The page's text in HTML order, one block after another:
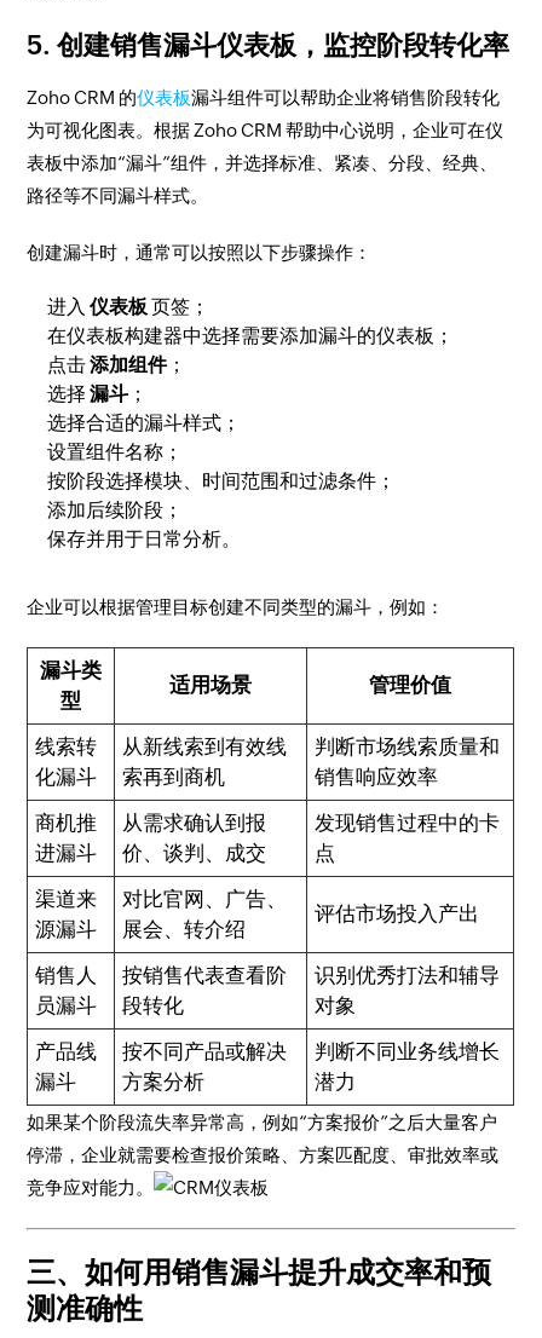
5. 创建销售漏斗仪表板，监控阶段转化率
Zoho CRM 的仪表板漏斗组件可以帮助企业将销售阶段转化
为可视化图表。根据 Zoho CRM 帮助中心说明，企业可在仪
表板中添加“漏斗”组件，并选择标准、紧凑、分段、经典、
路径等不同漏斗样式。
创建漏斗时，通常可以按照以下步骤操作：
进入仪表板页签；
在仪表板构建器中选择需要添加漏斗的仪表板；
点击添加组件；
选择漏斗 ；
选择合适的漏斗样式；
设置组件名称；
按阶段选择模块、时间范围和过滤条件；
添加后续阶段；
保存并用于日常分析。
企业可以根据管理目标创建不同类型的漏斗，例如：
漏斗类
型
适用场景 管理价值
线索转
化漏斗
从新线索到有效线
索再到商机
判断市场线索质量和
销售响应效率
商机推
进漏斗
从需求确认到报
价、谈判、成交
发现销售过程中的卡
点
渠道来
源漏斗
对比官网、广告、
展会、转介绍
评估市场投入产出
销售人
员漏斗
按销售代表查看阶
段转化
识别优秀打法和辅导
对象
产品线
漏斗
按不同产品或解决
方案分析
判断不同业务线增长
潜力
如果某个阶段流失率异常高，例如“方案报价”之后大量客户
停滞，企业就需要检查报价策略、方案匹配度、审批效率或
竞争应对能力。
三、如何用销售漏斗提升成交率和预
测准确性